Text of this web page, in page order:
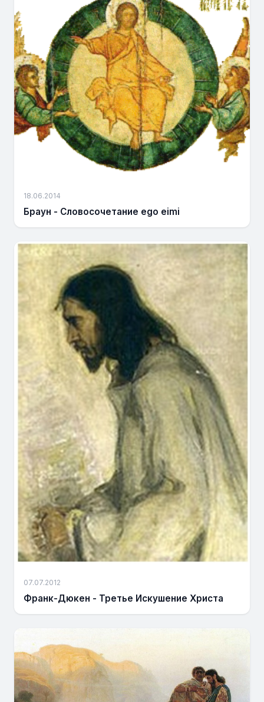
18.06.2014
Браун - Словосочетание еgo eimi
07.07.2012
Франк-Дюкен - Третье Искушение Христа